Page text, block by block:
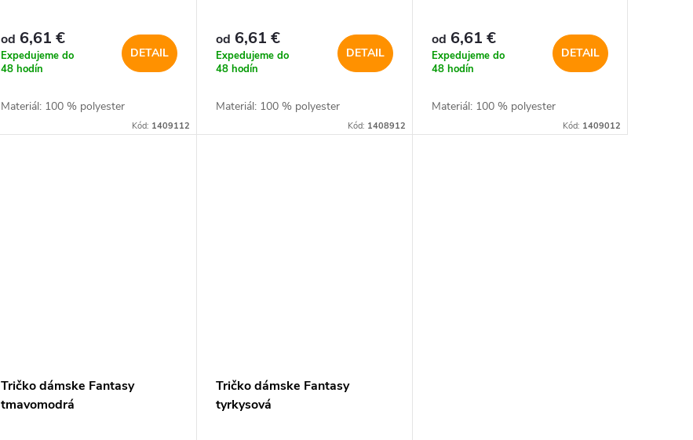
od 6,61 €
Expedujeme do
48 hodín
DETAIL
Materiál: 100 % polyester
Kód: 1409112
od 6,61 €
Expedujeme do
48 hodín
DETAIL
Materiál: 100 % polyester
Kód: 1408912
od 6,61 €
Expedujeme do
48 hodín
DETAIL
Materiál: 100 % polyester
Kód: 1409012
Tričko dámske Fantasy
tmavomodrá
Tričko dámske Fantasy
tyrkysová